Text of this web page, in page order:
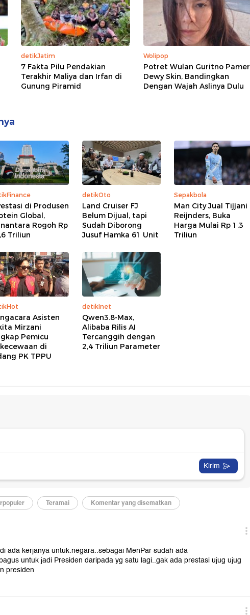
detikJatim
7 Fakta Pilu Pendakian
Terakhir Maliya dan Irfan di
Gunung Piramid
Wolipop
Potret Wulan Guritno Pamer
Dewy Skin, Bandingkan
Dengan Wajah Aslinya Dulu
di Produsen
Global,
Rogoh Rp
Triliun
detikOto
Land Cruiser FJ
Belum Dijual, tapi
Sudah Diborong
Jusuf Hamka 61 Unit
Sepakbola
Man City Jual Tijjani
Reijnders, Buka
Harga Mulai Rp 1,3
Triliun
Asisten
Mirzani
Pemicu
di
PK TPPU
detikInet
Qwen3.8-Max,
Alibaba Rilis AI
Tercanggih dengan
2,4 Triliun Parameter